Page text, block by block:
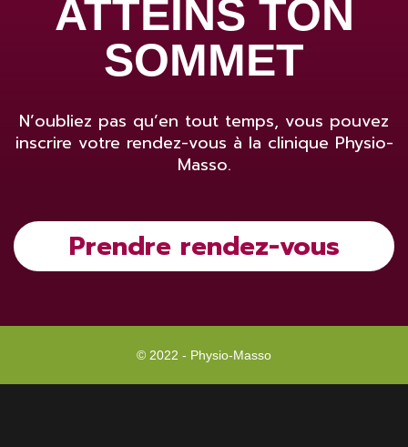
ATTEINS TON
SOMMET
N’oubliez pas qu’en tout temps, vous pouvez
inscrire votre rendez-vous à la clinique Physio-
Masso.
Prendre rendez-vous
© 2022 - Physio-Masso